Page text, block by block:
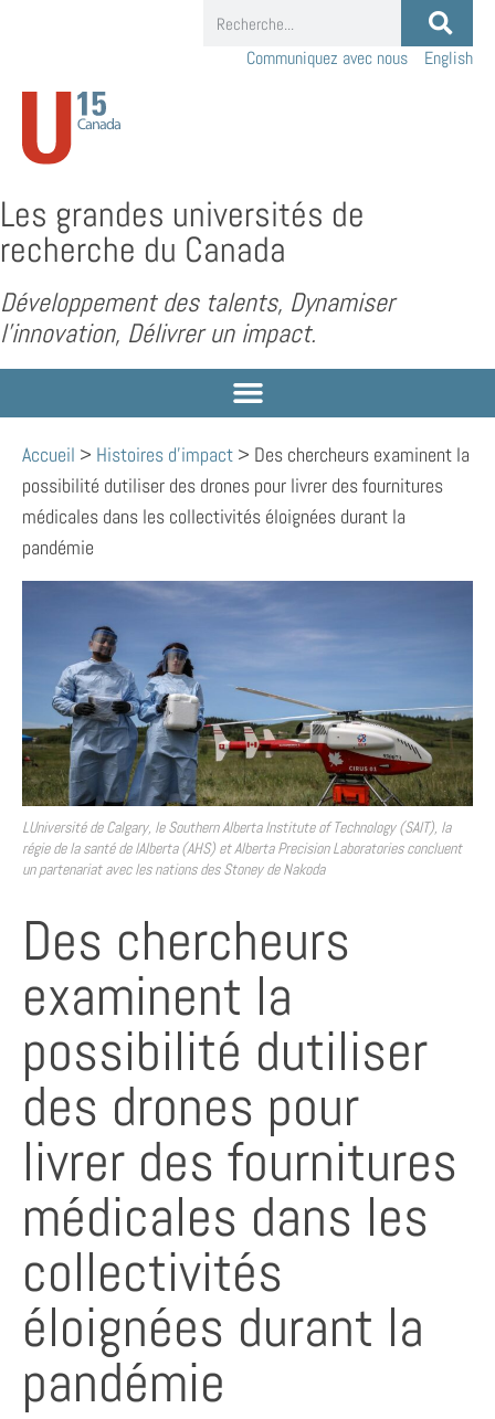
Communiquez avec nous English
Les grandes universités de
recherche du Canada
Développement des talents, Dynamiser
l’innovation, Délivrer un impact.
Accueil > Histoires d'impact > Des chercheurs examinent la
possibilité dutiliser des drones pour livrer des fournitures
médicales dans les collectivités éloignées durant la
pandémie
LUniversité de Calgary, le Southern Alberta Institute of Technology (SAIT), la
régie de la santé de lAlberta (AHS) et Alberta Precision Laboratories concluent
un partenariat avec les nations des Stoney de Nakoda
Des chercheurs
examinent la
possibilité dutiliser
des drones pour
livrer des fournitures
médicales dans les
collectivités
éloignées durant la
pandémie